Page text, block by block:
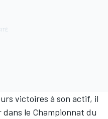
victoires à son actif, il
le Championnat du